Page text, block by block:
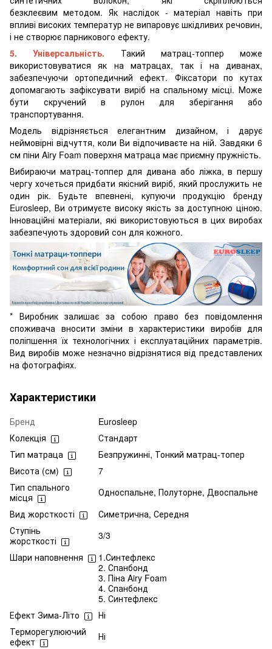
безклеєвим методом. Як наслідок - матеріал навіть при
впливі високих температур не випаровує шкідливих речовин,
і не створює парникового ефекту.
5. Універсальність. Такий матрац-топпер може
використовуватися як на матрацах, так і на диванах,
забезпечуючи ортопедичний ефект. Фіксатори по кутах
допомагають зафіксувати виріб на спальному місці. Може
бути скручений в рулон для зберігання або
транспортування.
Модель відрізняється елегантним дизайном, і дарує
неймовірні відчуття, коли Ви відпочиваєте на ній. Завдяки 6
см піни Airy Foam поверхня матраца має приємну пружність.
Вибираючи матрац-топпер для дивана або ліжка, в першу
чергу хочеться придбати якісний виріб, який прослужить не
один рік. Будьте впевнені, купуючи продукцію бренду
Eurosleep, Ви отримуєте високу якість за доступною ціною.
Інноваційні матеріали, які використовуються в цих виробах
забезпечують здоровий сон для кожного.
* Виробник залишає за собою право без повідомлення
споживача вносити зміни в характеристики виробів для
поліпшення їх технологічних і експлуатаційних параметрів.
Вид виробів може незначно відрізнятися від представлених
на фотографіях.
Характеристики
Бренд
Eurosleep
Колекція
Стандарт
Тип матраца
Безпружинні, Тонкий матрац-топер
Висота (см)
7
Тип спального
місця
Односпальне, Полуторне, Двоспальне
Вид жорсткості
Симетрична, Середня
Ступінь
жорсткості
3/3
Шари наповнення
1.Синтефлекс
2. Спанбонд
3. Піна Airy Foam
4. Спанбонд
5. Синтефлекс
Ефект Зима-Літо
Ні
Терморегулюючий
ефект
Ні